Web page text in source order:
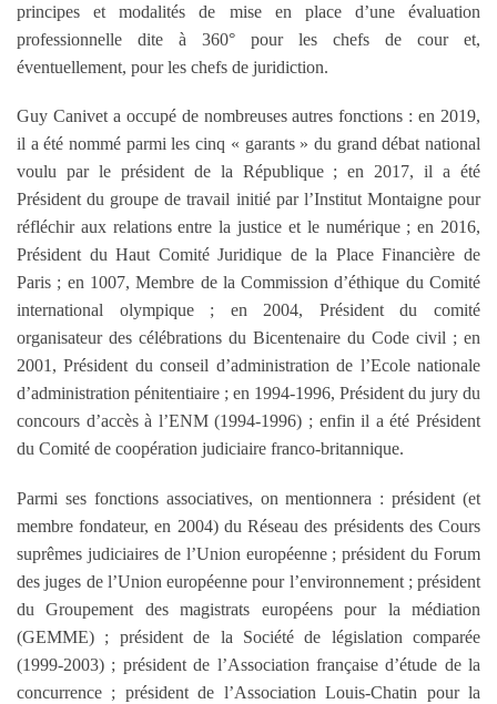
principes et modalités de mise en place d’une évaluation
professionnelle dite à 360° pour les chefs de cour et,
éventuellement, pour les chefs de juridiction.
Guy Canivet a occupé de nombreuses autres fonctions : en 2019,
il a été nommé parmi les cinq « garants » du grand débat national
voulu par le président de la République ; en 2017, il a été
Président du groupe de travail initié par l’Institut Montaigne pour
réfléchir aux relations entre la justice et le numérique ; en 2016,
Président du Haut Comité Juridique de la Place Financière de
Paris ; en 1007, Membre de la Commission d’éthique du Comité
international olympique ; en 2004, Président du comité
organisateur des célébrations du Bicentenaire du Code civil ; en
2001, Président du conseil d’administration de l’Ecole nationale
d’administration pénitentiaire ; en 1994-1996, Président du jury du
concours d’accès à l’ENM (1994-1996) ; enfin il a été Président
du Comité de coopération judiciaire franco-britannique.
Parmi ses fonctions associatives, on mentionnera : président (et
membre fondateur, en 2004) du Réseau des présidents des Cours
suprêmes judiciaires de l’Union européenne ; président du Forum
des juges de l’Union européenne pour l’environnement ; président
du Groupement des magistrats européens pour la médiation
(GEMME) ; président de la Société de législation comparée
(1999-2003) ; président de l’Association française d’étude de la
concurrence ; président de l’Association Louis-Chatin pour la